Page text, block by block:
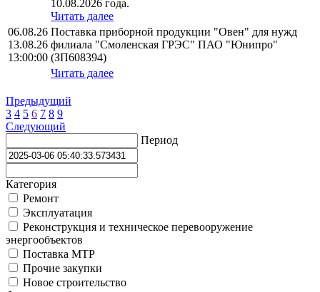
10.08.2026 года.
Читать далее
06.08.26
13.08.26
13:00:00
Поставка приборной продукции "Овен" для нужд
филиала "Смоленская ГРЭС" ПАО "Юнипро"
(ЗП608394)
Читать далее
Предыдущий
3 4 5 6 7 8 9
Следующий
Период
Категория
Ремонт
Эксплуатация
Реконструкция и техническое перевооружение
энергообъектов
Поставка МТР
Прочие закупки
Новое строительство